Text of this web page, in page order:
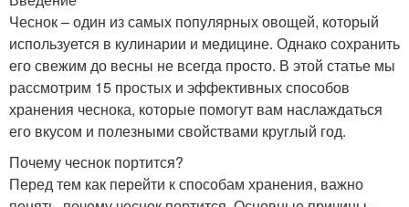
Чеснок – один из самых популярных овощей, который
используется в кулинарии и медицине. Однако сохранить
его свежим до весны не всегда просто. В этой статье мы
рассмотрим 15 простых и эффективных способов
хранения чеснока, которые помогут вам наслаждаться
его вкусом и полезными свойствами круглый год.
Почему чеснок портится?
Перед тем как перейти к способам хранения, важно